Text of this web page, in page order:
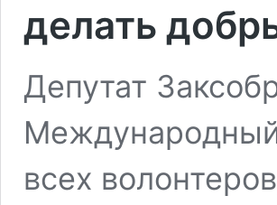
делать
Депутат
всех